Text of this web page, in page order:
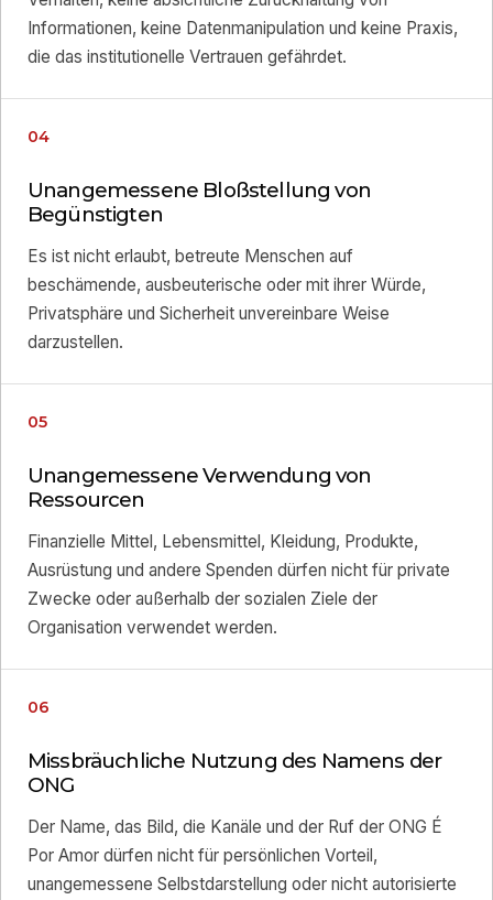
Informationen, keine Datenmanipulation und keine Praxis,
die das institutionelle Vertrauen gefährdet.
04
Unangemessene Bloßstellung von
Begünstigten
Es ist nicht erlaubt, betreute Menschen auf
beschämende, ausbeuterische oder mit ihrer Würde,
Privatsphäre und Sicherheit unvereinbare Weise
darzustellen.
05
Unangemessene Verwendung von
Ressourcen
Finanzielle Mittel, Lebensmittel, Kleidung, Produkte,
Ausrüstung und andere Spenden dürfen nicht für private
Zwecke oder außerhalb der sozialen Ziele der
Organisation verwendet werden.
06
Missbräuchliche Nutzung des Namens der
ONG
Der Name, das Bild, die Kanäle und der Ruf der ONG É
Por Amor dürfen nicht für persönlichen Vorteil,
unangemessene Selbstdarstellung oder nicht autorisierte